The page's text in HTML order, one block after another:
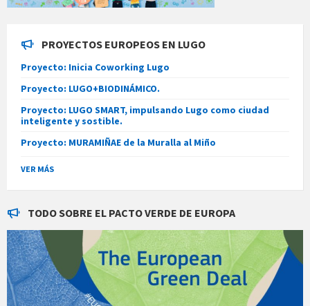
PROYECTOS EUROPEOS EN LUGO
Proyecto: Inicia Coworking Lugo
Proyecto: LUGO+BIODINÁMICO.
Proyecto: LUGO SMART, impulsando Lugo como ciudad
inteligente y sostible.
Proyecto: MURAMIÑAE de la Muralla al Miño
VER MÁS
TODO SOBRE EL PACTO VERDE DE EUROPA